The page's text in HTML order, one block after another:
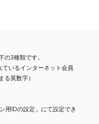
3種類です。
いるインターネット会員
英数字）
用IDの設定」にて設定でき